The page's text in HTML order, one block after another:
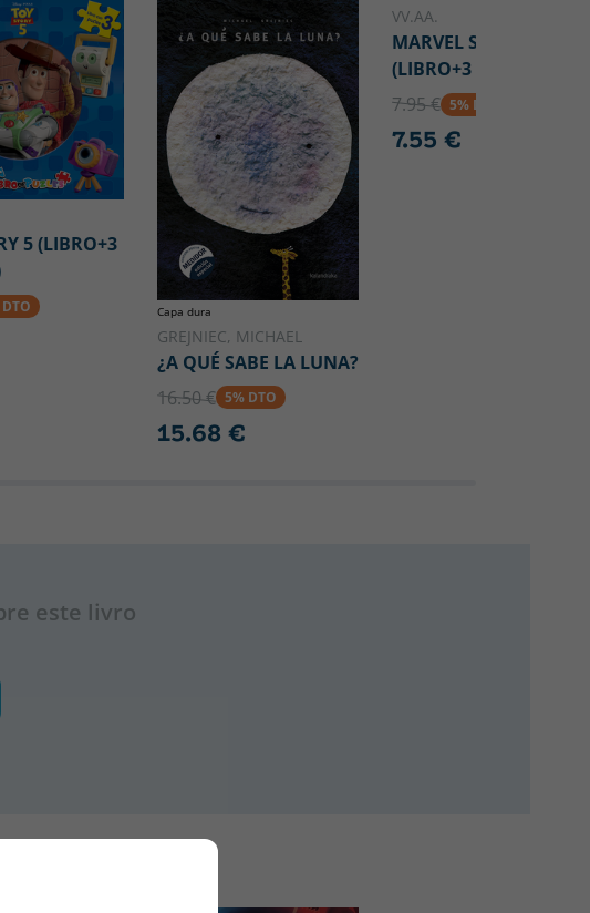
5 (LIBRO+3
Capa dura
GREJNIEC, MICHAEL
¿A QUÉ SABE LA LUNA?
16.50 € 5% DTO
15.68 €
VV.AA.
MARVEL SPIDEY
(LIBRO+3 PUZZLES)
7.95 € 5% DTO
7.55 €
este livro